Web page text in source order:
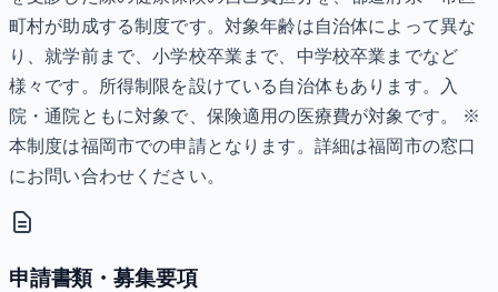
町村が助成する制度です。対象年齢は自治体によって異な
り、就学前まで、小学校卒業まで、中学校卒業までなど
様々です。所得制限を設けている自治体もあります。入
院・通院ともに対象で、保険適用の医療費が対象です。 ※
本制度は福岡市での申請となります。詳細は福岡市の窓口
にお問い合わせください。
申請書類・募集要項